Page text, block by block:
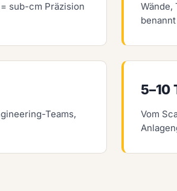
sub-cm Präzision
Wände,
Teams,
5–10
Vom